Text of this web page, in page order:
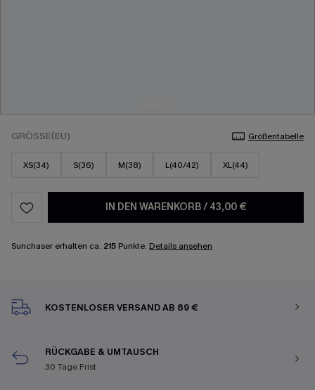
GRÖSSE(EU) Größentabelle
XS(34) S(36) M(38) L(40/42) XL(44)
IN DEN WARENKORB/ 43,00 €
Sunchaser erhalten ca. 215 Punkte. Details ansehen
KOSTENLOSER VERSAND AB 89 €
RÜCKGABE & UMTAUSCH
30 Tage Frist